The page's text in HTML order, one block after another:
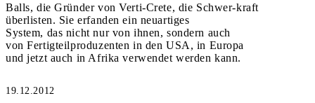
Balls, die Gründer von Verti-Crete, die Schwer-kraft
überlisten. Sie erfanden ein neuartiges
System, das nicht nur von ihnen, sondern auch
von Fertigteilproduzenten in den USA, in Europa
und jetzt auch in Afrika verwendet werden kann.
19.12.2012